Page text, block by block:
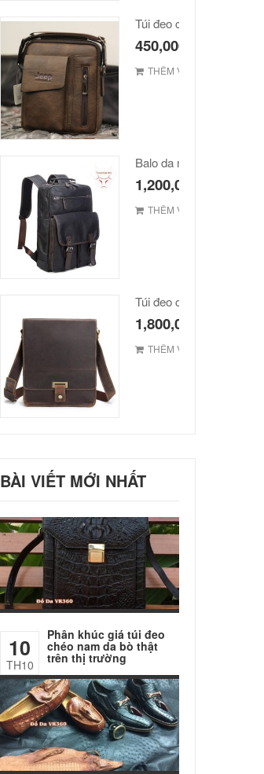
Túi đeo chéo Jeep giá rẻ
450,000
THÊM VÀO GIỎ
Balo da nam hàn quốc
1,200,000
THÊM VÀO GIỎ
1,800,000
THÊM VÀO GIỎ
BÀI VIẾT MỚI NHẤT
10
TH10
Phân khúc giá túi đeo
chéo nam da bò thật
trên thị trường